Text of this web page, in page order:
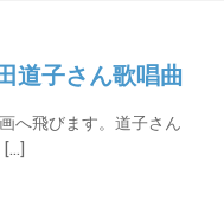
道子さん歌唱曲
へ飛びます。道子さん
[…]